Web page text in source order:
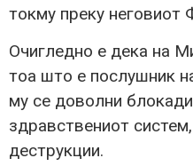
токму преку неговиот
Очигледно е дека на
тоа што е послушник
му се доволни
здравствениот
деструкции.